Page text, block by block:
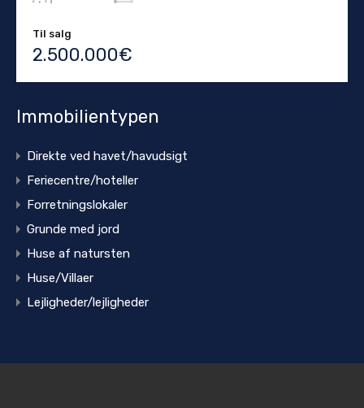
Til salg
2.500.000€
Immobilientypen
Direkte ved havet/havudsigt
Feriecentre/hoteller
Forretningslokaler
Grunde med jord
Huse af natursten
Huse/Villaer
Lejligheder/lejligheder